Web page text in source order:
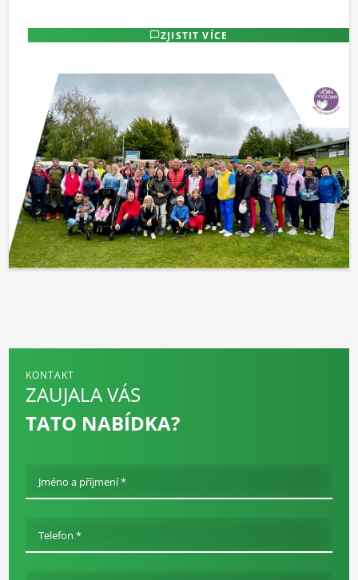
ZJISTIT VÍCE
KONTAKT
ZAUJALA VÁS
TATO NABÍDKA?
Jméno a příjmení *
Telefon *